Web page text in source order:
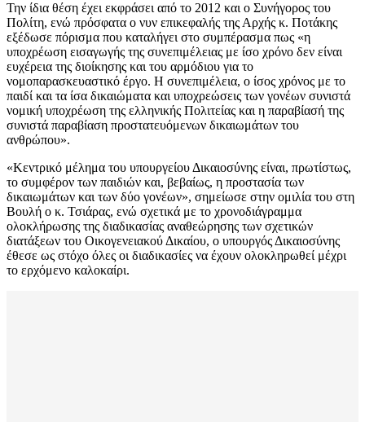
Την ίδια θέση έχει εκφράσει από το 2012 και ο Συνήγορος του
Πολίτη, ενώ πρόσφατα ο νυν επικεφαλής της Αρχής κ. Ποτάκης
εξέδωσε πόρισμα που καταλήγει στο συμπέρασμα πως «η
υποχρέωση εισαγωγής της συνεπιμέλειας με ίσο χρόνο δεν είναι
ευχέρεια της διοίκησης και του αρμόδιου για το
νομοπαρασκευαστικό έργο. Η συνεπιμέλεια, ο ίσος χρόνος με το
παιδί και τα ίσα δικαιώματα και υποχρεώσεις των γονέων συνιστά
νομική υποχρέωση της ελληνικής Πολιτείας και η παραβίασή της
συνιστά παραβίαση προστατευόμενων δικαιωμάτων του
ανθρώπου».
«Κεντρικό μέλημα του υπουργείου Δικαιοσύνης είναι, πρωτίστως,
το συμφέρον των παιδιών και, βεβαίως, η προστασία των
δικαιωμάτων και των δύο γονέων», σημείωσε στην ομιλία του στη
Βουλή ο κ. Τσιάρας, ενώ σχετικά με το χρονοδιάγραμμα
ολοκλήρωσης της διαδικασίας αναθεώρησης των σχετικών
διατάξεων του Οικογενειακού Δικαίου, ο υπουργός Δικαιοσύνης
έθεσε ως στόχο όλες οι διαδικασίες να έχουν ολοκληρωθεί μέχρι
το ερχόμενο καλοκαίρι.